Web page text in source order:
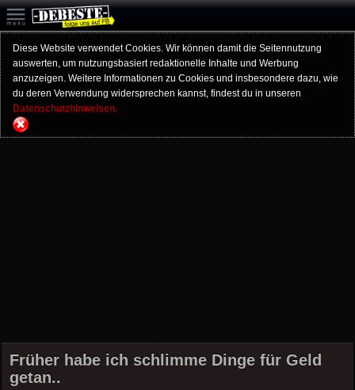
Diese Website verwendet Cookies. Wir können damit die Seitennutzung
auswerten, um nutzungsbasiert redaktionelle Inhalte und Werbung
anzuzeigen. Weitere Informationen zu Cookies und insbesondere dazu, wie
du deren Verwendung widersprechen kannst, findest du in unseren
Datenschutzhinweisen.
Früher habe ich schlimme Dinge für Geld
getan..